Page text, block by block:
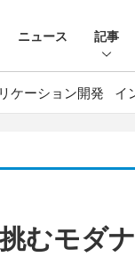
ニュース 記事
ケーション開発 イ
むモダ